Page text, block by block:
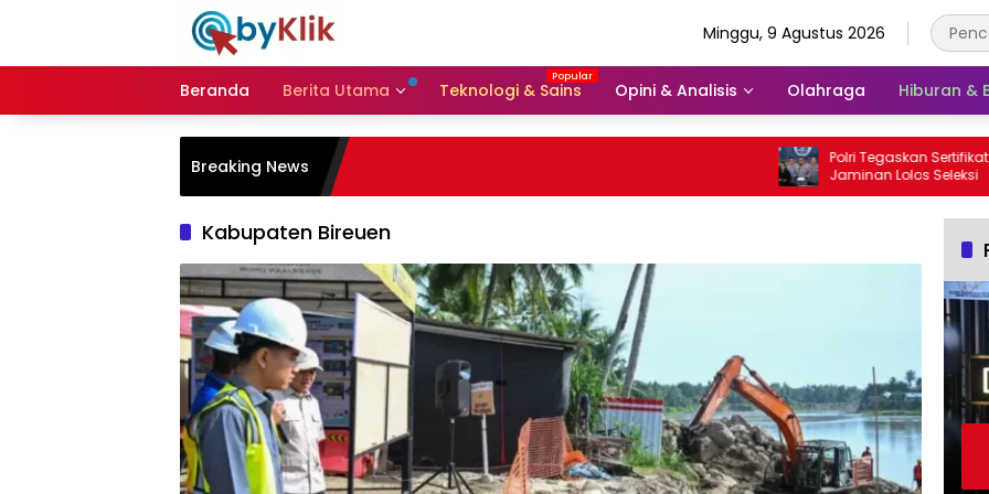
Minggu, 9 Agustus 2026
Beranda Berita Utama Teknologi & Sains Opini & Analisis Olahraga Hiburan &
Breaking News
Polri Tegaskan Sertifikat Prestasi
Jaminan Lolos Seleksi
Kabupaten Bireuen